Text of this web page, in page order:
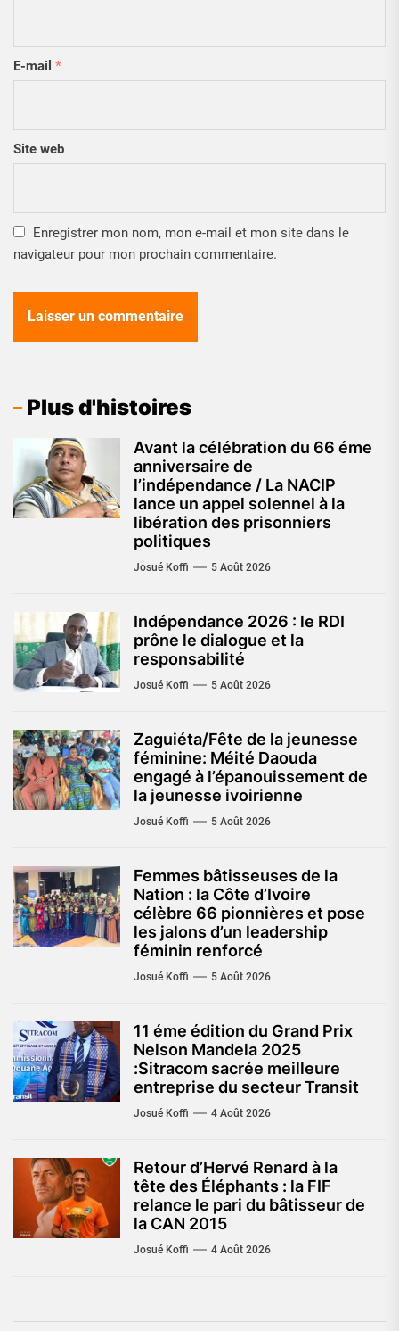
E-mail *
Site web
Enregistrer mon nom, mon e-mail et mon site dans le
navigateur pour mon prochain commentaire.
Plus d'histoires
Avant la célébration du 66 éme
anniversaire de
l’indépendance / La NACIP
lance un appel solennel à la
libération des prisonniers
politiques
Josué Koffi 5 Août 2026
Indépendance 2026 : le RDI
prône le dialogue et la
responsabilité
Josué Koffi 5 Août 2026
Zaguiéta/Fête de la jeunesse
féminine: Méité Daouda
engagé à l’épanouissement de
la jeunesse ivoirienne
Josué Koffi 5 Août 2026
Femmes bâtisseuses de la
Nation : la Côte d’Ivoire
célèbre 66 pionnières et pose
les jalons d’un leadership
féminin renforcé
Josué Koffi 5 Août 2026
11 éme édition du Grand Prix
Nelson Mandela 2025
:Sitracom sacrée meilleure
entreprise du secteur Transit
Josué Koffi 4 Août 2026
Retour d’Hervé Renard à la
tête des Éléphants : la FIF
relance le pari du bâtisseur de
la CAN 2015
Josué Koffi 4 Août 2026